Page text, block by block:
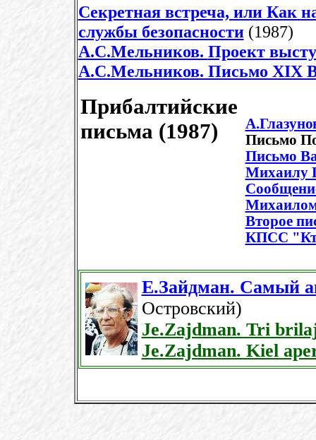
Секретная встреча, или Как
службы безопасности (1987)
А.С.Мельников. Проект
А.С.Мельников. Письмо XIX
Прибалтийские
письма (1987)
Письмо
Письмо
Михаилу
Второе
КПСС
Е.Зайдман. Самый
Островский)
Je.Zajdman. Tri
Je.Zajdman. Kiel